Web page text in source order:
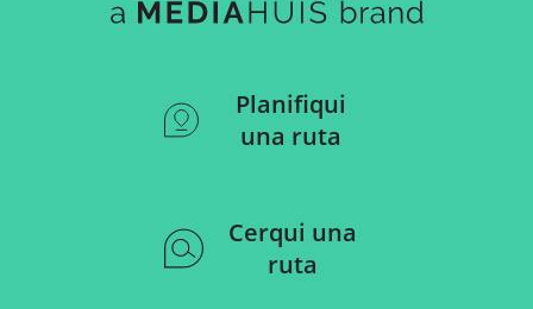
Planifiqui
una ruta
Cerqui una
ruta